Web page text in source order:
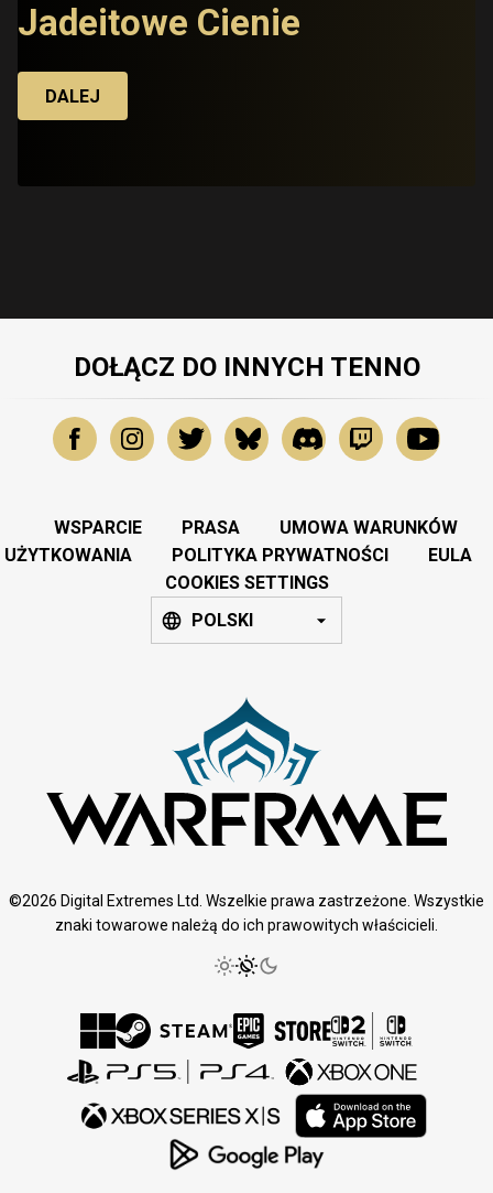
Jadeitowe Cienie
DALEJ
DOŁĄCZ DO INNYCH TENNO
WSPARCIE PRASA
UMOWA WARUNKÓW
UŻYTKOWANIA
POLITYKA PRYWATNOŚCI
EULA
COOKIES SETTINGS
POLSKI
©2026 Digital Extremes Ltd. Wszelkie prawa zastrzeżone. Wszystkie
znaki towarowe należą do ich prawowitych właścicieli.